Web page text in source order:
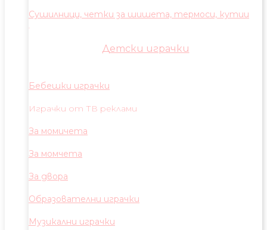
Сушилници, четки за шишета, термоси, кутии
Детски играчки
Бебешки играчки
Играчки от ТВ реклами
За момичета
За момчета
За двора
Образователни играчки
Музикални играчки